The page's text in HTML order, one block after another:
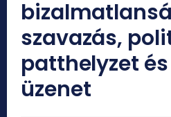
szavazás,
patthelyzet
üzenet